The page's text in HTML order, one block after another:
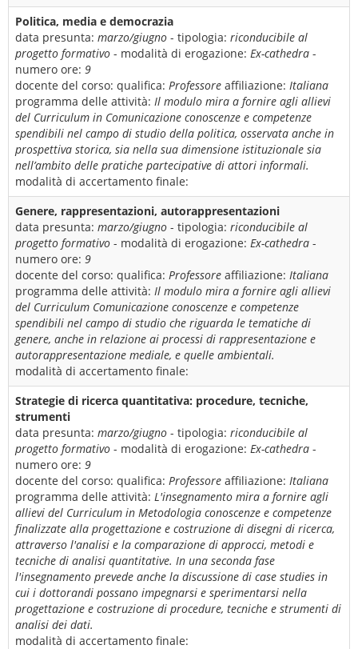
Politica, media e democrazia
data presunta: marzo/giugno - tipologia: riconducibile al
progetto formativo - modalità di erogazione: Ex-cathedra -
numero ore: 9
docente del corso: qualifica: Professore affiliazione: Italiana
programma delle attività: Il modulo mira a fornire agli allievi
del Curriculum in Comunicazione conoscenze e competenze
spendibili nel campo di studio della politica, osservata anche in
prospettiva storica, sia nella sua dimensione istituzionale sia
nell’ambito delle pratiche partecipative di attori informali.
modalità di accertamento finale:
Genere, rappresentazioni, autorappresentazioni
data presunta: marzo/giugno - tipologia: riconducibile al
progetto formativo - modalità di erogazione: Ex-cathedra -
numero ore: 9
docente del corso: qualifica: Professore affiliazione: Italiana
programma delle attività: Il modulo mira a fornire agli allievi
del Curriculum Comunicazione conoscenze e competenze
spendibili nel campo di studio che riguarda le tematiche di
genere, anche in relazione ai processi di rappresentazione e
autorappresentazione mediale, e quelle ambientali.
modalità di accertamento finale:
Strategie di ricerca quantitativa: procedure, tecniche,
strumenti
data presunta: marzo/giugno - tipologia: riconducibile al
progetto formativo - modalità di erogazione: Ex-cathedra -
numero ore: 9
docente del corso: qualifica: Professore affiliazione: Italiana
programma delle attività: L'insegnamento mira a fornire agli
allievi del Curriculum in Metodologia conoscenze e competenze
finalizzate alla progettazione e costruzione di disegni di ricerca,
attraverso l'analisi e la comparazione di approcci, metodi e
tecniche di analisi quantitative. In una seconda fase
l'insegnamento prevede anche la discussione di case studies in
cui i dottorandi possano impegnarsi e sperimentarsi nella
progettazione e costruzione di procedure, tecniche e strumenti di
analisi dei dati.
modalità di accertamento finale: